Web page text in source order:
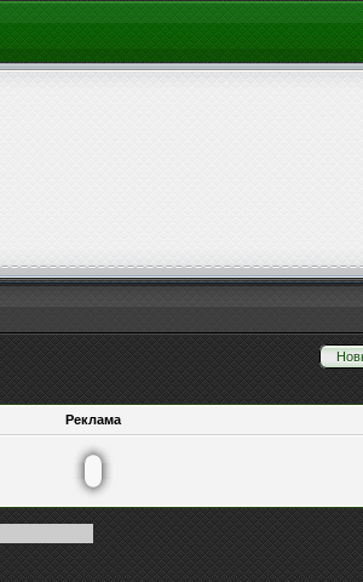
Реклама